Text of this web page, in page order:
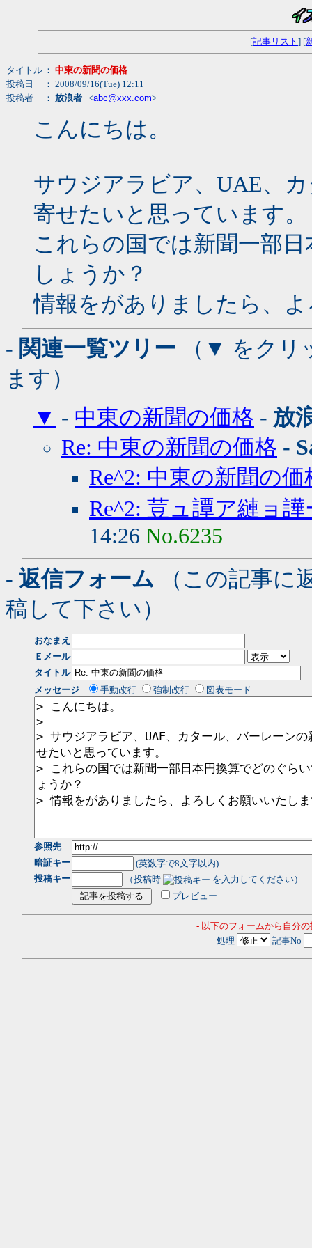
[記事リスト ] [
タイトル ： 中東の新聞の価格
投稿日
： 2008/09/16(Tue) 12:11
投稿者
： 放浪者 <abc@xxx.com>
こんにちは。
サウジアラビア、UAE、
寄せたいと思っています。
これらの国では新聞一部
しょうか？
情報をがありましたら、
- 関連一覧ツリー （▼ をクリ
ます）
▼ - 中東の新聞の価格 - 放
Re: 中東の新聞の価格 -
Re^2: 中東の新聞の価
Re^2: 荳ュ譚ア縺ョ
14:26 No.6235
- 返信フォーム （この記事に
稿して下さい）
おなまえ
Ｅメール
タイトル
メッセージ
手動改行 強制改行 図表モード
参照先
暗証キー
(英数字で8文字以内)
投稿キー
（投稿時
を入力してください）
プレビュー
- 以下のフォームから自分
処理
記事No